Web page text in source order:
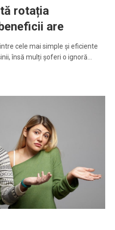
rotația
are
cele mai simple și eficiente
însă mulți șoferi o ignoră…